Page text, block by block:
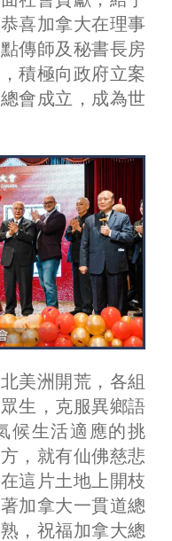
喜加拿大在理事
傳師及秘書長房
積極向政府立案
會成立，成為世
美洲開荒，各組
生，克服異鄉語
候生活適應的挑
，就有仙佛慈悲
這片土地上開枝
加拿大一貫道總
，祝福加拿大總